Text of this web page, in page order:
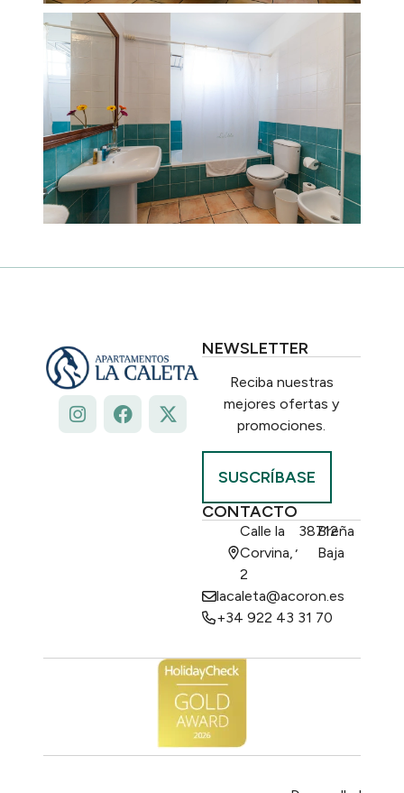
NEWSLETTER
Reciba nuestras
mejores ofertas y
promociones.
SUSCRÍBASE
CONTACTO
Calle la
Corvina,
2
,
38712
Breña
Baja
lacaleta@acoron.es
+34 922 43 31 70